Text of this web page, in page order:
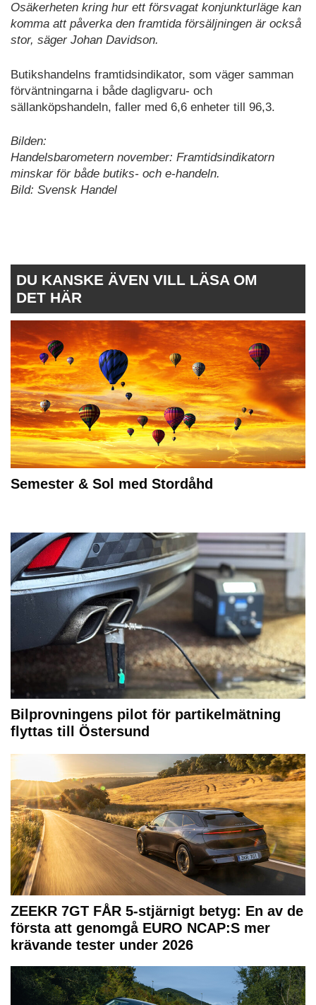
Osäkerheten kring hur ett försvagat konjunkturläge kan
komma att påverka den framtida försäljningen är också
stor, säger Johan Davidson.
Butikshandelns framtidsindikator, som väger samman
förväntningarna i både dagligvaru- och
sällanköpshandeln, faller med 6,6 enheter till 96,3.
Bilden:
Handelsbarometern november: Framtidsindikatorn
minskar för både butiks- och e-handeln.
Bild: Svensk Handel
DU KANSKE ÄVEN VILL LÄSA OM
DET HÄR
Semester & Sol med Stordåhd
Bilprovningens pilot för partikelmätning
flyttas till Östersund
ZEEKR 7GT FÅR 5-stjärnigt betyg: En av de
första att genomgå EURO NCAP:S mer
krävande tester under 2026